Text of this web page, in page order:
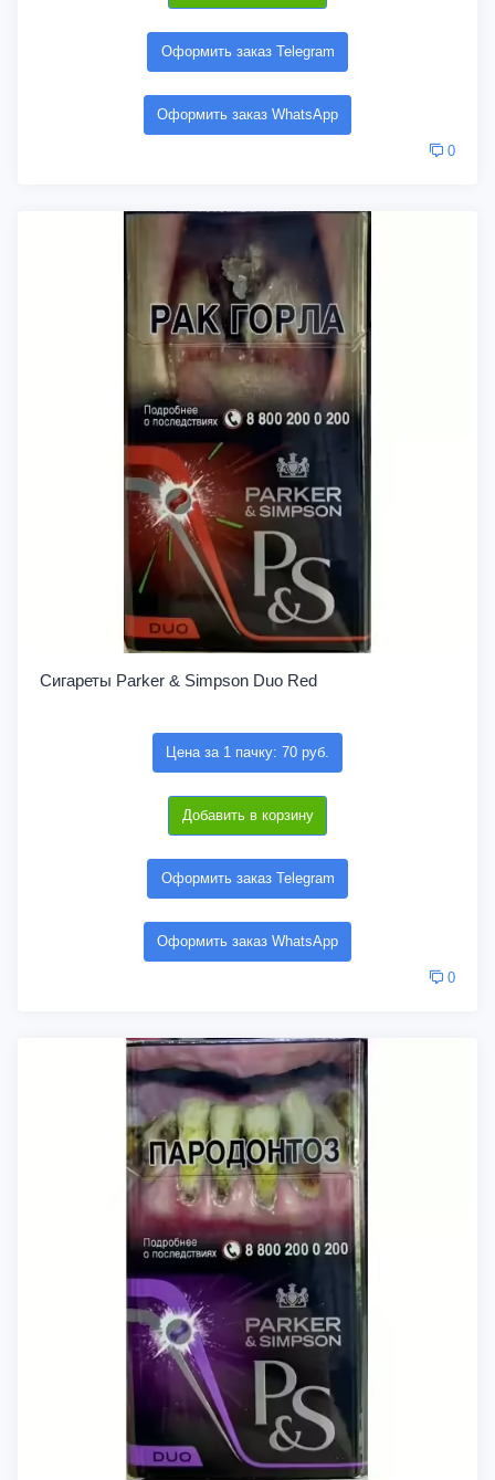
Оформить заказ Telegram
Оформить заказ WhatsApp
0
Сигареты Parker & Simpson Duo Red
Цена за 1 пачку: 70 руб.
Добавить в корзину
Оформить заказ Telegram
Оформить заказ WhatsApp
0